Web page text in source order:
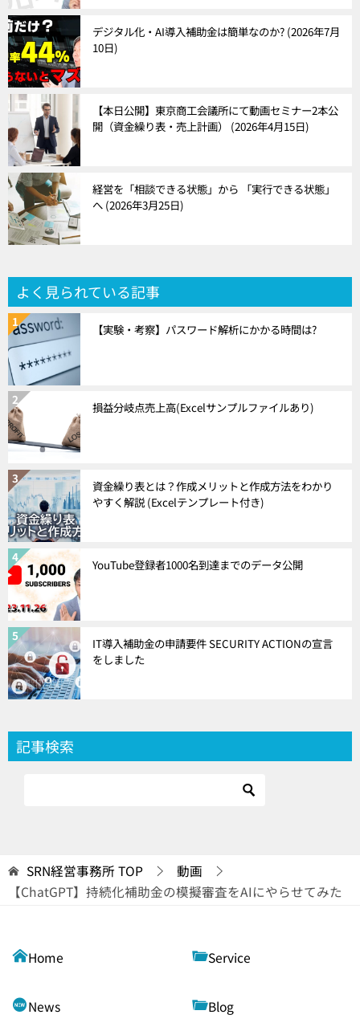
デジタル化・AI導入補助金は簡単なのか? 2026年7月
10日
【本日公開】東京商工会議所にて動画セミナー2本公
開（資金繰り表・売上計画）
2026年4月15日
経営を「相談できる状態」から 「実行できる状態」
へ 2026年3月25日
よく見られている記事
【実験・考察】パスワード解析にかかる時間は?
損益分岐点売上高(Excelサンプルファイルあり)
資金繰り表とは？作成メリットと作成方法をわかり
やすく解説 (Excelテンプレート付き)
YouTube登録者1000名到達までのデータ公開
IT導入補助金の申請要件 SECURITY ACTIONの宣言
をしました
記事検索
SRN経営事務所TOP
動画
【ChatGPT】持続化補助金の模擬審査をAIにやらせてみた
Home Service
News Blog